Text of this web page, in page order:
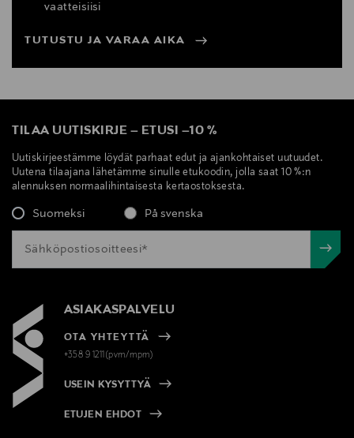
vaatteisiisi
TUTUSTU JA VARAA AIKA
TILAA UUTISKIRJE – ETUSI –10 %
Uutiskirjeestämme löydät parhaat edut ja ajankohtaiset uutuudet.
Uutena tilaajana lähetämme sinulle etukoodin, jolla saat 10 %:n
alennuksen normaalihintaisesta kertaostoksesta.
Suomeksi På svenska
ASIAKASPALVELU
OTA YHTEYTTÄ
+358 9 1211(pvm/mpm)
USEIN KYSYTTYÄ
ETUJEN EHDOT